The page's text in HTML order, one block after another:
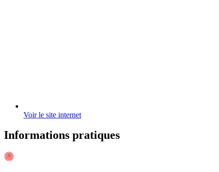
Voir le site internet
Informations pratiques